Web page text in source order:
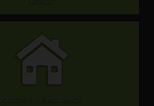
SOUSCRIRE UNE ASSURANCE